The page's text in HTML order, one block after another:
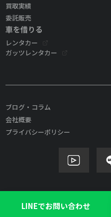
LINEでお問い合わせ
買取実績
委託販売
車を借りる
レンタカー
ガッツレンタカー
ブログ・コラム
会社概要
プライバシーポリシー